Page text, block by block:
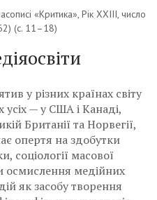
«Критика», Рік XXIII, число
(c. 11–18)
у різних країнах світу
усіх — у США і Канаді,
Британії та Норвегії,
опертя на здобутки
соціології масової
осмислення медійних
як засобу творення